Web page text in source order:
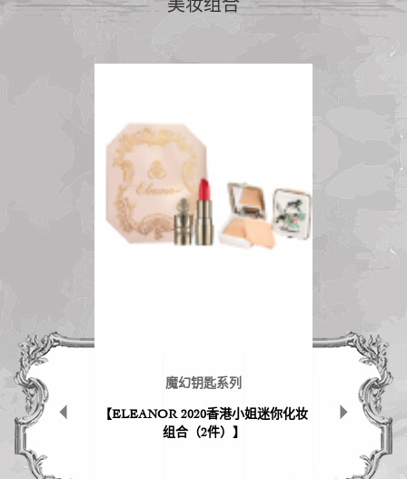
美妆组合
魔幻钥匙系列
【ELEANOR 2020香港小姐迷你化妆
组合（2件）】